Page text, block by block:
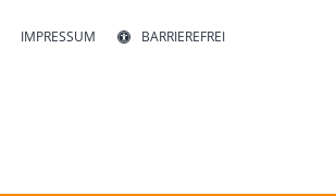
IMPRESSUM BARRIEREFREI